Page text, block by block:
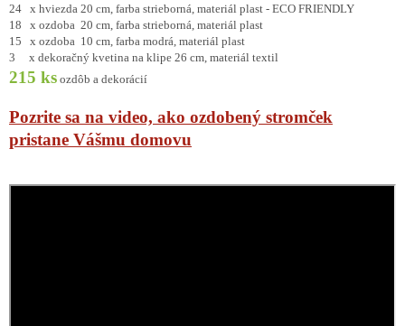
24 x hviezda 20 cm, farba strieborná, materiál plast - ECO FRIENDLY
18 x ozdoba 20 cm, farba strieborná, materiál plast
15 x ozdoba 10 cm, farba modrá, materiál plast
3 x dekoračný kvetina na klipe 26 cm, materiál textil
215 ks ozdôb a dekorácií
Pozrite sa na video, ako ozdobený stromček
pristane Vášmu domovu